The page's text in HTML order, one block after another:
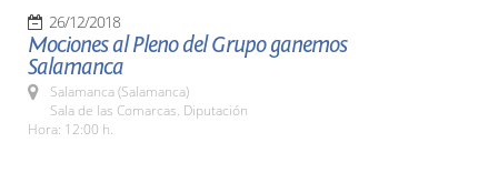
26/12/2018
Mociones al Pleno del Grupo ganemos
Salamanca
Salamanca (Salamanca)
Sala de las Comarcas. Diputación
Hora: 12:00 h.